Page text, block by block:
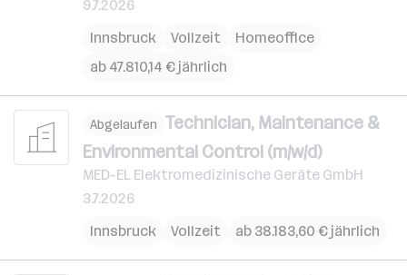
9.7.2026
Innsbruck
Vollzeit
Homeoffice
ab 47.810,14 € jährlich
Abgelaufen Technician, Maintenance &
Environmental Control (m/w/d)
MED-EL Elektromedizinische Geräte GmbH
3.7.2026
Innsbruck
Vollzeit ab 38.183,60 € jährlich